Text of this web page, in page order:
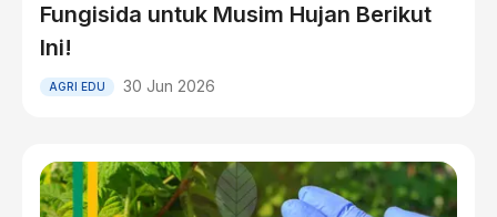
Fungisida untuk Musim Hujan Berikut
Ini!
AGRI EDU 30 Jun 2026